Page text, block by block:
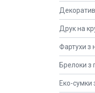
Друк на
Фартухи з
Брелоки з
Еко-сумки